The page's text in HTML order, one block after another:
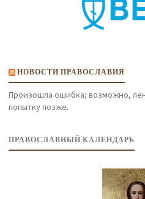
НОВОСТИ ПРАВОСЛАВИЯ
Произошла ошибка; возможно,
попытку позже.
ПРАВОСЛАВНЫЙ КАЛЕНДАРЬ